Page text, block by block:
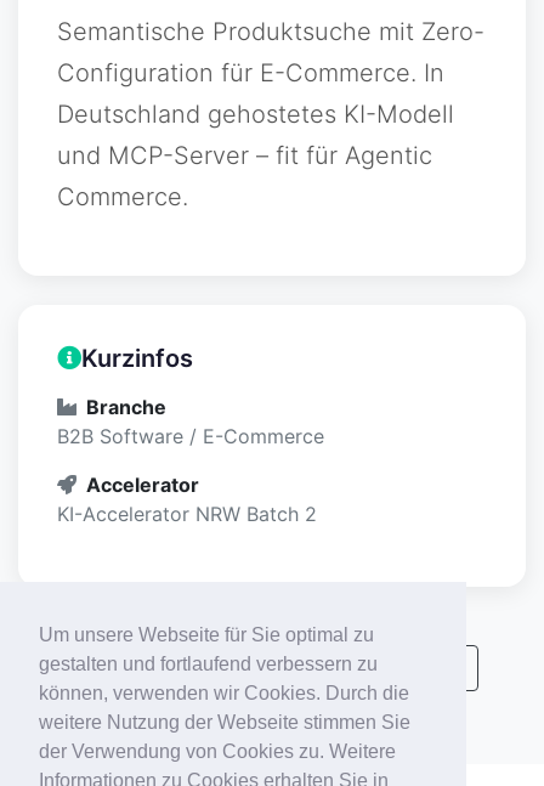
Um unsere Webseite für Sie optimal zu
gestalten und fortlaufend verbessern zu
können, verwenden wir Cookies. Durch die
weitere Nutzung der Webseite stimmen Sie
der Verwendung von Cookies zu. Weitere
Informationen zu Cookies erhalten Sie in
Semantische Produktsuche mit Zero-
Configuration für E-Commerce. In
Deutschland gehostetes KI-Modell
und MCP-Server – fit für Agentic
Commerce.
Kurzinfos
Branche
B2B Software / E-Commerce
Accelerator
KI-Accelerator NRW Batch 2
Alle KI-Accelerator Startups anzeigen